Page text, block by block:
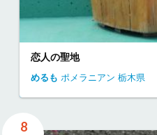
恋人の聖地
めるも ポメラニアン 栃木県
8